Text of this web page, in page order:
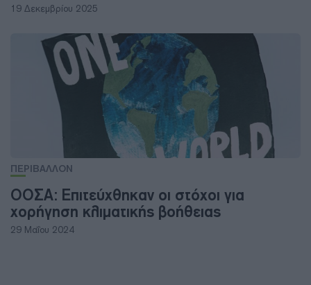
19 Δεκεμβρίου 2025
ΠΕΡΙΒΑΛΛΟΝ
ΟΟΣΑ: Επιτεύχθηκαν οι στόχοι για
χορήγηση κλιματικής βοήθειας
29 Μαΐου 2024